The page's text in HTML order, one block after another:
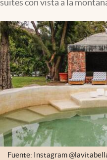
Mediakit
abre en nueva pestaña
México
suites con vista a la
Fuente: Instagram